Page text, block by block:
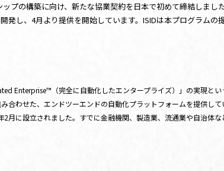
プの構築に向け、新たな協業契約を日本で初めて締結しま
発し、4月より提供を開始しています。ISIDは本プログラム
Enterprise™（完全に自動化したエンタープライズ）」の実現と
合わせた、エンドツーエンドの自動化プラットフォームを提供し
に設立されました。すでに金融機関、製造業、流通業や自治体な